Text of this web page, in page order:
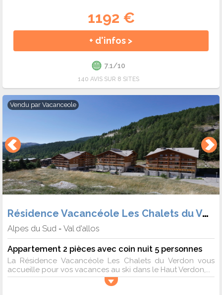
1192 €
+ d'infos >
7.1/10
140 AVIS SUR 8 SITES
Vendu par Vacanceole
Résidence Vacancéole Les Chalets du Verdon
Alpes du Sud - Val d'allos
Appartement 2 pièces avec coin nuit 5 personnes
La Résidence Vacancéole Les Chalets du Verdon vous
accueille pour vos vacances au ski dans le Haut Verdon,...